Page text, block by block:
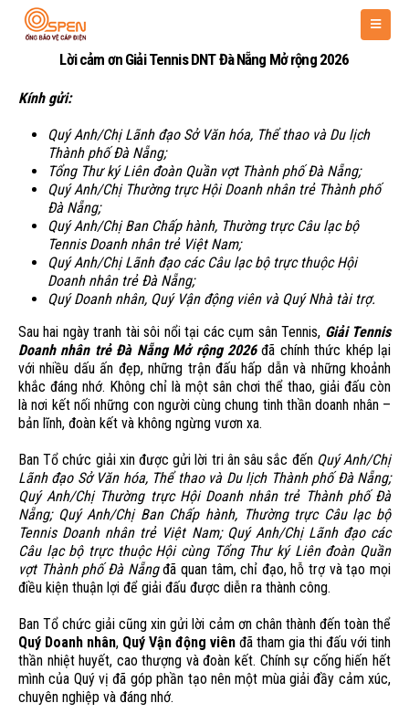
Lời cảm ơn Giải Tennis DNT Đà Nẵng Mở rộng 2026
Kính gửi:
Quý Anh/Chị Lãnh đạo Sở Văn hóa, Thể thao và Du lịch
Thành phố Đà Nẵng;
Tổng Thư ký Liên đoàn Quần vợt Thành phố Đà Nẵng;
Quý Anh/Chị Thường trực Hội Doanh nhân trẻ Thành phố
Đà Nẵng;
Quý Anh/Chị Ban Chấp hành, Thường trực Câu lạc bộ
Tennis Doanh nhân trẻ Việt Nam;
Quý Anh/Chị Lãnh đạo các Câu lạc bộ trực thuộc Hội
Doanh nhân trẻ Đà Nẵng;
Quý Doanh nhân, Quý Vận động viên và Quý Nhà tài trợ.
Sau hai ngày tranh tài sôi nổi tại các cụm sân Tennis, Giải Tennis
Doanh nhân trẻ Đà Nẵng Mở rộng 2026đã chính thức khép lại
với nhiều dấu ấn đẹp, những trận đấu hấp dẫn và những khoảnh
khắc đáng nhớ. Không chỉ là một sân chơi thể thao, giải đấu còn
là nơi kết nối những con người cùng chung tinh thần doanh nhân –
bản lĩnh, đoàn kết và không ngừng vươn xa.
Ban Tổ chức giải xin được gửi lời tri ân sâu sắc đến Quý Anh/Chị
Lãnh đạo Sở Văn hóa, Thể thao và Du lịch Thành phố Đà Nẵng;
Quý Anh/Chị Thường trực Hội Doanh nhân trẻ Thành phố Đà
Nẵng; Quý Anh/Chị Ban Chấp hành, Thường trực Câu lạc bộ
Tennis Doanh nhân trẻ Việt Nam; Quý Anh/Chị Lãnh đạo các
Câu lạc bộ trực thuộc Hội cùng Tổng Thư ký Liên đoàn Quần
vợt Thành phố Đà Nẵngđã quan tâm, chỉ đạo, hỗ trợ và tạo mọi
điều kiện thuận lợi để giải đấu được diễn ra thành công.
Ban Tổ chức giải cũng xin gửi lời cảm ơn chân thành đến toàn thể
Quý Doanh nhân, Quý Vận động viên đã tham gia thi đấu với tinh
thần nhiệt huyết, cao thượng và đoàn kết. Chính sự cống hiến hết
mình của Quý vị đã góp phần tạo nên một mùa giải đầy cảm xúc,
chuyên nghiệp và đáng nhớ.